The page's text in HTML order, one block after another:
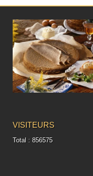
VISITEURS
Total : 856575